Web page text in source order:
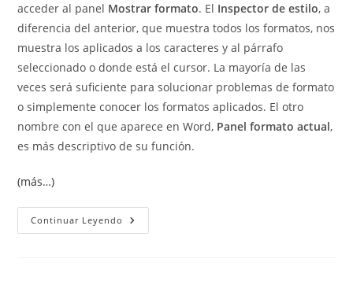
acceder al panel Mostrar formato. El Inspector de estilo, a
diferencia del anterior, que muestra todos los formatos, nos
muestra los aplicados a los caracteres y al párrafo
seleccionado o donde está el cursor. La mayoría de las
veces será suficiente para solucionar problemas de formato
o simplemente conocer los formatos aplicados. El otro
nombre con el que aparece en Word, Panel formato actual,
es más descriptivo de su función.
(más…)
Continuar Leyendo Inspector
De